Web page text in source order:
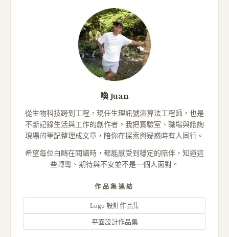
喚 Juan
從生物科技跨到工程，現任生理訊號演算法工程師，也是
不斷記錄生活與工作的創作者。我把實驗室、職場與諮詢
現場的筆記整理成文章，陪你在探索與疑惑時有人同行。
希望每位白鷗在閱讀時，都能感受到穩定的陪伴，知道這
些轉彎、期待與不安並不是一個人面對。
作品集連結
Logo 設計作品集
平面設計作品集